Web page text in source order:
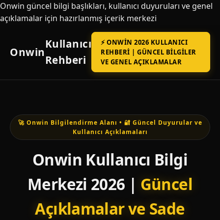
Onwin güncel bilgi başlıkları, kullanıcı duyuruları ve genel
açıklamalar için hazırlanmış içerik merkezi
Onwin
Kullanıcı
Rehberi
⚡ ONWIN 2026 KULLANICI
REHBERI | GÜNCEL BILGILER
VE GENEL AÇIKLAMALAR
🚀 Onwin Bilgilendirme Alanı • 🔐 Güncel Duyurular ve
Kullanıcı Açıklamaları
Onwin Kullanıcı Bilgi
Merkezi 2026 | Güncel
Açıklamalar ve Sade